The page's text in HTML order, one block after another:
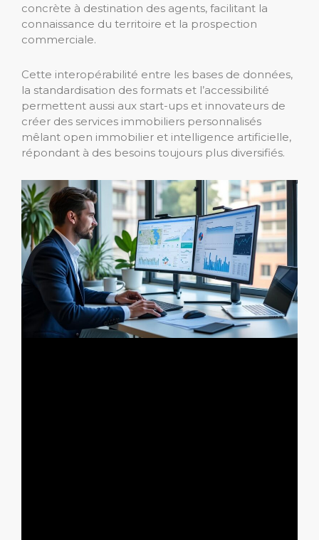
concrète à destination des agents, facilitant la
connaissance du territoire et la prospection
commerciale.
Cette interopérabilité entre les bases de données,
la standardisation des formats et l’accessibilité
permettent aussi aux start-ups et innovateurs de
créer des services immobiliers personnalisés
mêlant open immobilier et intelligence artificielle,
répondant à des besoins toujours plus diversifiés.